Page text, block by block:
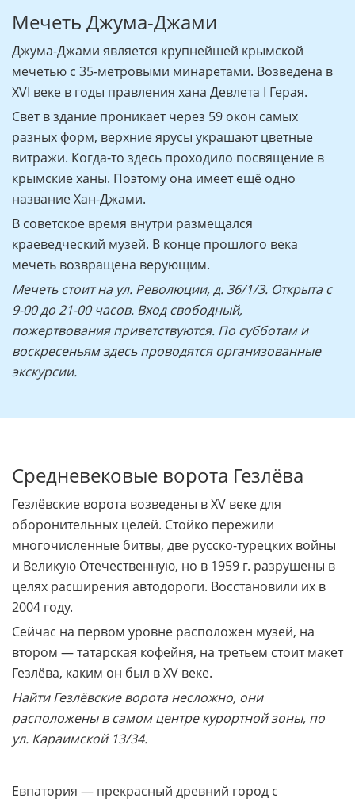
Мечеть Джума-Джами
Джума-Джами является крупнейшей крымской
мечетью с 35-метровыми минаретами. Возведена в
XVI веке в годы правления хана Девлета I Герая.
Свет в здание проникает через 59 окон самых
разных форм, верхние ярусы украшают цветные
витражи. Когда-то здесь проходило посвящение в
крымские ханы. Поэтому она имеет ещё одно
название Хан-Джами.
В советское время внутри размещался
краеведческий музей. В конце прошлого века
мечеть возвращена верующим.
Мечеть стоит на ул. Революции, д. 36/1/3. Открыта с
9-00 до 21-00 часов. Вход свободный,
пожертвования приветствуются. По субботам и
воскресеньям здесь проводятся организованные
экскурсии.
Средневековые ворота Гезлёва
Гезлёвские ворота возведены в XV веке для
оборонительных целей. Стойко пережили
многочисленные битвы, две русско-турецких войны
и Великую Отечественную, но в 1959 г. разрушены в
целях расширения автодороги. Восстановили их в
2004 году.
Сейчас на первом уровне расположен музей, на
втором — татарская кофейня, на третьем стоит макет
Гезлёва, каким он был в XV веке.
Найти Гезлёвские ворота несложно, они
расположены в самом центре курортной зоны, по
ул. Караимской 13/34.
Евпатория — прекрасный древний город с